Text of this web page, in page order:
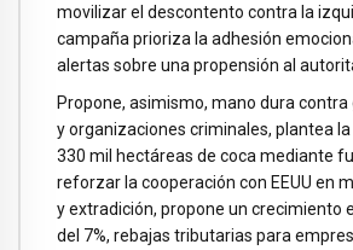
movilizar el descontento contra la
campaña prioriza la adhesión
alertas sobre una propensión al
Propone, asimismo, mano dura
y organizaciones criminales, plantea
330 mil hectáreas de coca mediante
reforzar la cooperación con EEUU en
y extradición, propone un crecimiento
del 7%, rebajas tributarias para